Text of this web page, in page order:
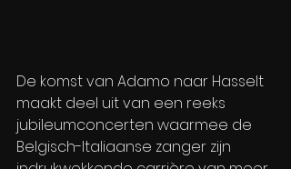
De komst van Adamo naar Hasselt
maakt deel uit van een reeks
jubileumconcerten waarmee de
Belgisch-Italiaanse zanger zijn